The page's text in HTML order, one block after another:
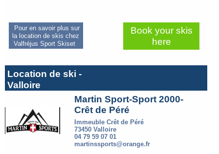
Pour en savoir plus sur
la location de skis chez
Valfréjus Sport Skiset
Book your skis
here
Location de ski -
Valloire
Martin Sport-Sport 2000-
Crêt de Péré
Immeuble Crêt de Péré
73450 Valloire
04 79 59 07 01
martinssports@orange.fr